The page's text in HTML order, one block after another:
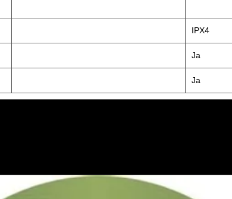
IPX4
Ja
Ja